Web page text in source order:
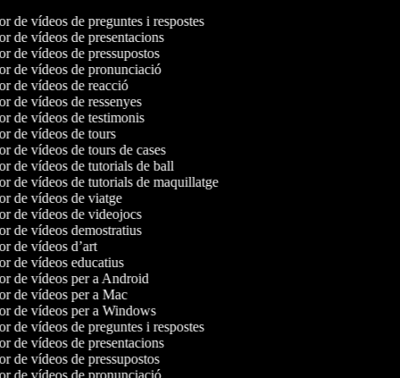
de vídeos de preguntes i respostes
de vídeos de presentacions
de vídeos de pressupostos
de vídeos de pronunciació
de vídeos de reacció
de vídeos de ressenyes
de vídeos de testimonis
de vídeos de tours
de vídeos de tours de cases
de vídeos de tutorials de ball
de vídeos de tutorials de maquillatge
de vídeos de viatge
de vídeos de videojocs
de vídeos demostratius
de vídeos d’art
de vídeos educatius
de vídeos per a Android
de vídeos per a Mac
de vídeos per a Windows
de vídeos de preguntes i respostes
de vídeos de presentacions
de vídeos de pressupostos